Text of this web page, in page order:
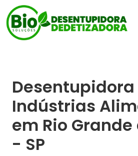
Indústrias
em Rio
- SP